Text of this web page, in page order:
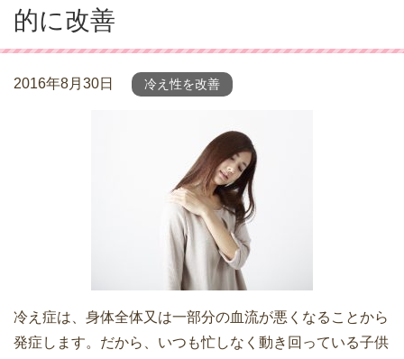
的に改善
2016年8月30日 冷え性を改善
冷え症は、身体全体又は一部分の血流が悪くなることから
発症します。だから、いつも忙しなく動き回っている子供